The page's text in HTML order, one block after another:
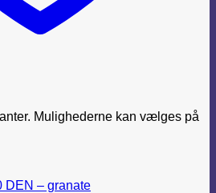
Mulighederne kan vælges på
DEN – granate